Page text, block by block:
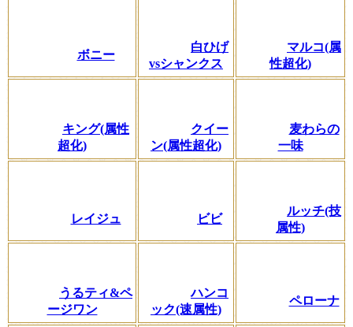
ボニー
白ひげ
vsシャンクス
マルコ(属
性超化)
キング(属性
超化)
クイー
ン(属性超化)
麦わらの
一味
レイジュ ビビ
ルッチ(技
属性)
うるティ&ペ
ージワン
ハンコ
ック(速属性)
ペローナ